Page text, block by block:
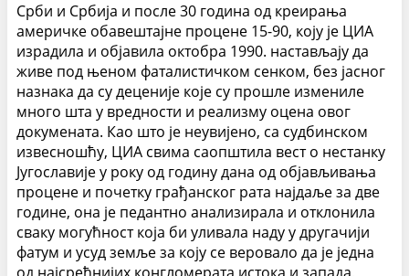
Срби и Србија и после 30 година од креирања
америчке обавештајне про­цене 15-90, коју је ЦИА
израдила и објавила октобра 1990. настављају да
живе под њеном фаталистичком сенком, без јас­ног
назнака да су деценије које су прошле измениле
много шта у вредности и реализму оцена овог
докумената. Као што је неувијено, са судбинском
извесношћу, ЦИА свима саопштила вест о нестанку
Југославије у року од годину дана од објављивања
процене и почетку грађанског рата најдаље за две
године, она је педантно анализирала и отклонила
сваку могућност која би уливала наду у другачији
фатум и усуд земље за коју се веровало да је једна